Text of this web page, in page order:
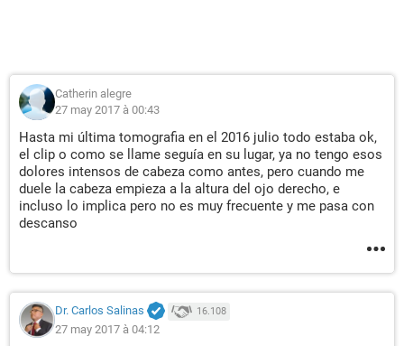
Catherin alegre
27 may 2017 à 00:43
Hasta mi última tomografia en el 2016 julio todo estaba ok,
el clip o como se llame seguía en su lugar, ya no tengo esos
dolores intensos de cabeza como antes, pero cuando me
duele la cabeza empieza a la altura del ojo derecho, e
incluso lo implica pero no es muy frecuente y me pasa con
descanso
Dr. Carlos Salinas 16.108
27 may 2017 à 04:12